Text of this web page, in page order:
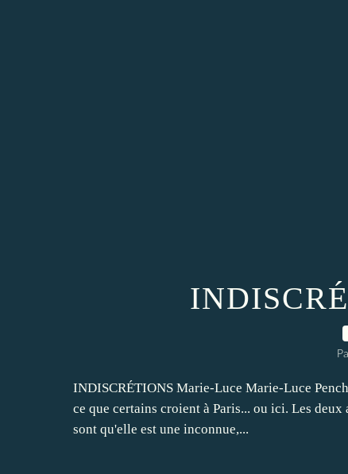
INDISCRÉTIONS Marie-Luce Marie-Luce
ce que certains croient à Paris... ou ici. Les
sont qu'elle est une inconnue,...